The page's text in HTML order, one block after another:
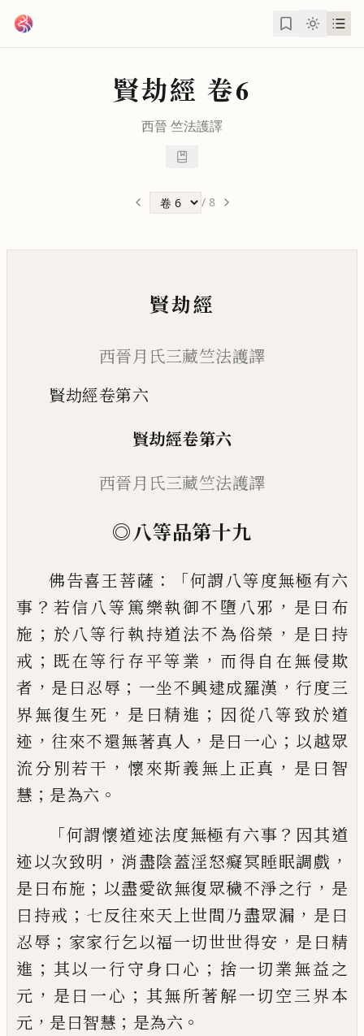
賢劫經 卷6
西晉 竺法護譯
/ 8
賢劫經
西晉月氏三藏竺法護譯
賢劫經卷第六
賢劫經卷第六
西晉月氏三藏竺法護譯
◎八等品第十九
佛告喜王菩薩 ：「何謂八等度無極有六
事 ？ 若信八等篤樂執御不墮八邪 ， 是曰布
施 ； 於八等行執持道法不為俗榮 ， 是曰持
戒 ； 既在等行存平等業 ， 而得自在無侵欺
者 ， 是曰忍辱 ； 一坐不興逮成羅漢 ，行度三
界無復生死 ， 是曰精進 ； 因從八等致於道
迹 ， 往來不還無著真人 ， 是曰一心 ； 以越眾
流分別若干 ， 懷來斯義無上正真 ， 是曰智
慧 ； 是為六 。
「何謂懷道迹法度無極有六事 ？ 因其道
迹以次致明 ， 消盡陰蓋淫怒癡冥睡眠調戲 ，
是曰布施 ； 以盡愛欲無復眾穢不淨之行 ， 是
曰持戒 ； 七反往來天上世間乃盡眾漏 ， 是曰
忍辱 ； 家家行乞以福一切世世得安 ， 是曰精
進 ； 其以一行守身口心 ； 捨一切業無益之
元 ， 是曰一心 ； 其無所著解一切空三界本
元 ， 是曰智慧 ； 是為六 。